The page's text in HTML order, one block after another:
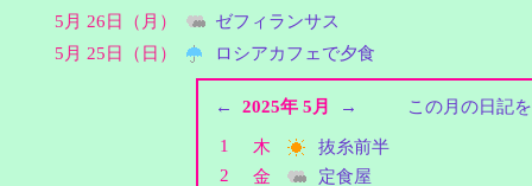
5月 26日（月）
ゼフィランサス
5月 25日（日）
ロシアカフェで夕食
← 2025年 5月 → この月の日記
1 木
抜糸前半
2
金
定食屋